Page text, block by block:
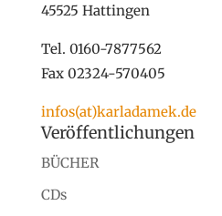
45525 Hattingen
Tel. 0160-7877562
Fax 02324-570405
infos(at)karladamek.de
Veröffentlichungen
BÜCHER
CDs